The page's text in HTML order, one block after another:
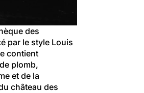
des
par le style Louis
contient
plomb,
et de la
château des